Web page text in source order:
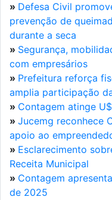
» Defesa Civil
prevenção de
durante a seca
» Segurança,
com empresários
» Prefeitura reforça
amplia participação
» Contagem atinge
» Jucemg reconhece
apoio ao
» Esclarecimento
Receita Municipal
» Contagem
de 2025